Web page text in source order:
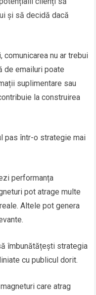
și să decidă dacă
comunicarea nu ar trebui
de emailuri poate
suplimentare sau
la construirea
pas într-o strategie mai
performanța
pot atrage multe
Altele pot genera
îmbunătățești strategia
cu publicul dorit.
care atrag